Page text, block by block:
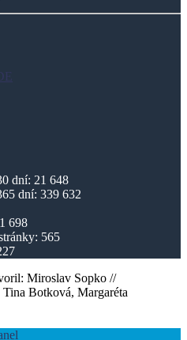
dní: 21 648
dní: 339 632
698
565
Miroslav Sopko //
Botková, Margaréta